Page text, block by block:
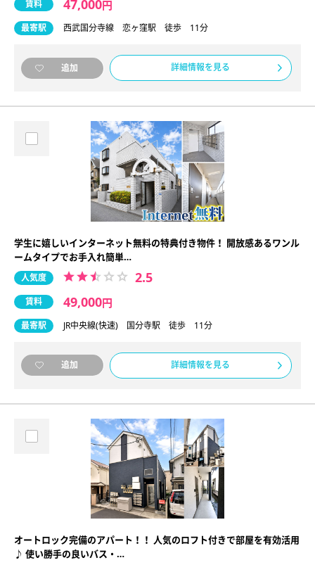
賃料 47,000円
最寄駅 西武国分寺線 恋ヶ窪駅 徒歩 11分
追加 詳細情報を見る
学生に嬉しいインターネット無料の特典付き物件！ 開放感あるワンル
ームタイプでお手入れ簡単…
人気度 2.5
賃料 49,000円
最寄駅 JR中央線(快速) 国分寺駅 徒歩 11分
追加 詳細情報を見る
オートロック完備のアパート！！ 人気のロフト付きで部屋を有効活用
♪ 使い勝手の良いバス・…